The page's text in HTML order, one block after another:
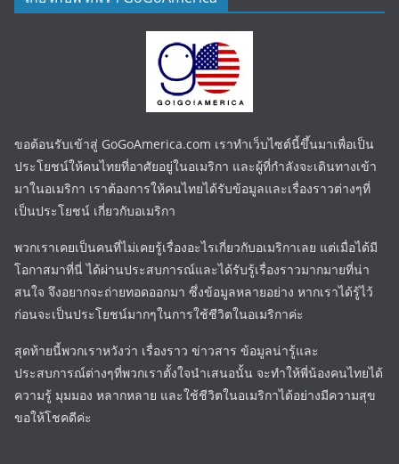
ขอต้อนรับเข้าสู่ GoGoAmerica.com เราทำเว็บไซต์นี้ขึ้นมาเพื่อเป็น
ประโยชน์ให้คนไทยที่อาศัยอยู่ในอเมริกา และผู้ที่กำลังจะเดินทางเข้า
มาในอเมริกา เราต้องการให้คนไทยได้รับข้อมูลและเรื่องราวต่างๆที่
เป็นประโยชน์ เกี่ยวกับอเมริกา
พวกเราเคยเป็นคนที่ไม่เคยรู้เรื่องอะไรเกี่ยวกับอเมริกาเลย แต่เมื่อได้มี
โอกาสมาที่นี่ ได้ผ่านประสบการณ์และได้รับรู้เรื่องราวมากมายที่น่า
สนใจ จึงอยากจะถ่ายทอดออกมา ซึ่งข้อมูลหลายอย่าง หากเราได้รู้ไว้
ก่อนจะเป็นประโยชน์มากๆในการใช้ชีวิตในอเมริกาค่ะ
สุดท้ายนี้พวกเราหวังว่า เรื่องราว ข่าวสาร ข้อมูลน่ารู้และ
ประสบการณ์ต่างๆที่พวกเราตั้งใจนำเสนอนั้น จะทำให้พี่น้องคนไทยได้
ความรู้ มุมมอง หลากหลาย และใช้ชีวิตในอเมริกาได้อย่างมีความสุข
ขอให้โชคดีค่ะ